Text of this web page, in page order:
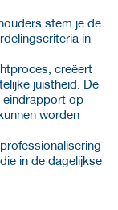
stem je de
in
creëert
juistheid. De
eindrapport op
worden
in de dagelijkse